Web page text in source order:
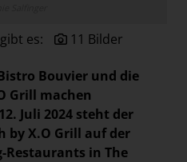
es: 11 Bilder
Bouvier und die
Grill machen
Juli 2024 steht der
by X.O Grill auf der
Restaurants in The